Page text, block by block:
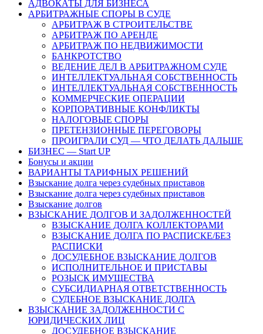
АДВОКАТЫ ДЛЯ БИЗНЕСА
АРБИТРАЖНЫЕ СПОРЫ В СУДЕ
АРБИТРАЖ В СТРОИТЕЛЬСТВЕ
АРБИТРАЖ ПО АРЕНДЕ
АРБИТРАЖ ПО НЕДВИЖИМОСТИ
БАНКРОТСТВО
ВЕДЕНИЕ ДЕЛ В АРБИТРАЖНОМ СУДЕ
ИНТЕЛЛЕКТУАЛЬНАЯ СОБСТВЕННОСТЬ
ИНТЕЛЛЕКТУАЛЬНАЯ СОБСТВЕННОСТЬ
КОММЕРЧЕСКИЕ ОПЕРАЦИИ
КОРПОРАТИВНЫЕ КОНФЛИКТЫ
НАЛОГОВЫЕ СПОРЫ
ПРЕТЕНЗИОННЫЕ ПЕРЕГОВОРЫ
ПРОИГРАЛИ СУД — ЧТО ДЕЛАТЬ ДАЛЬШЕ
БИЗНЕС — Start UP
Бонусы и акции
ВАРИАНТЫ ТАРИФНЫХ РЕШЕНИЙ
Взыскание долга через судебных приставов
Взыскание долга через судебных приставов
Взыскание долгов
ВЗЫСКАНИЕ ДОЛГОВ И ЗАДОЛЖЕННОСТЕЙ
ВЗЫСКАНИЕ ДОЛГА КОЛЛЕКТОРАМИ
ВЗЫСКАНИЕ ДОЛГА ПО РАСПИСКЕ/БЕЗ
РАСПИСКИ
ДОСУДЕБНОЕ ВЗЫСКАНИЕ ДОЛГОВ
ИСПОЛНИТЕЛЬНОЕ И ПРИСТАВЫ
РОЗЫСК ИМУЩЕСТВА
СУБСИДИАРНАЯ ОТВЕТСТВЕННОСТЬ
СУДЕБНОЕ ВЗЫСКАНИЕ ДОЛГА
ВЗЫСКАНИЕ ЗАДОЛЖЕННОСТИ С
ЮРИДИЧЕСКИХ ЛИЦ
ДОСУДЕБНОЕ ВЗЫСКАНИЕ